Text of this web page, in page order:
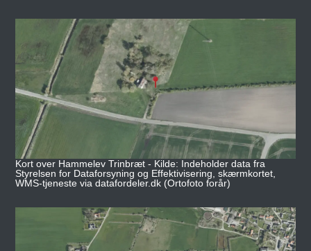
Kort over Hammelev Trinbræt - Kilde: Indeholder data fra
Styrelsen for Dataforsyning og Effektivisering, skærmkortet,
WMS-tjeneste via datafordeler.dk (Ortofoto forår)